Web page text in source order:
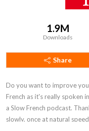
1.9M
Downloads
Share
Do you want to improve
French as it's really spoken
a Slow French podcast.
slowly, once at natural